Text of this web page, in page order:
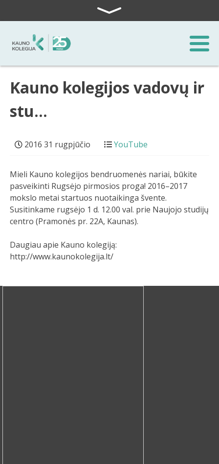
Kauno kolegijos vadovų ir
stu…
2016 31 rugpjūčio YouTube
Mieli Kauno kolegijos bendruomenės nariai, būkite
pasveikinti Rugsėjo pirmosios proga! 2016–2017
mokslo metai startuos nuotaikinga švente.
Susitinkame rugsėjo 1 d. 12.00 val. prie Naujojo studijų
centro (Pramonės pr. 22A, Kaunas).
Daugiau apie Kauno kolegiją:
http://www.kaunokolegija.lt/